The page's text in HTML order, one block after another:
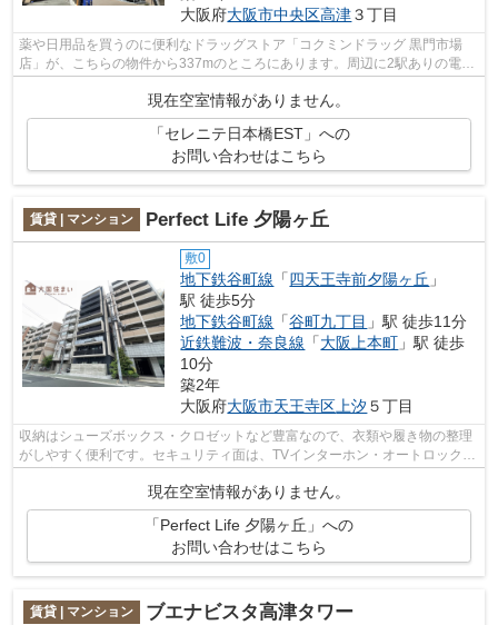
大阪府大阪市中央区高津３丁目
薬や日用品を買うのに便利なドラッグストア「コクミンドラッグ 黒門市場
店」が、こちらの物件から337mのところにあります。周辺に2駅ありの電車
通勤しやすいマンションです。駅まで歩...
現在空室情報がありません。
「セレニテ日本橋EST」への
お問い合わせはこちら
賃貸 | マンション Perfect Life 夕陽ヶ丘
敷0
地下鉄谷町線 「四天王寺前夕陽ヶ丘 」
駅 徒歩5分
地下鉄谷町線 「谷町九丁目 」駅 徒歩11分
近鉄難波・奈良線 「大阪上本町 」駅 徒歩
10分
築2年
大阪府大阪市天王寺区上汐５丁目
収納はシューズボックス・クロゼットなど豊富なので、衣類や履き物の整理
がしやすく便利です。セキュリティ面は、TVインターホン・オートロックな
現在空室情報がありません。
「Perfect Life 夕陽ヶ丘」への
お問い合わせはこちら
賃貸 | マンション ブエナビスタ高津タワー